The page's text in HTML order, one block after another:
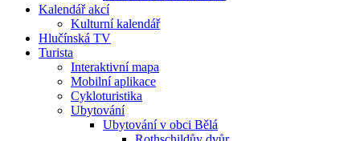
Kalendář akcí
Kulturní kalendář
Hlučínská TV
Turista
Interaktivní mapa
Mobilní aplikace
Cykloturistika
Ubytování
Ubytování v obci Bělá